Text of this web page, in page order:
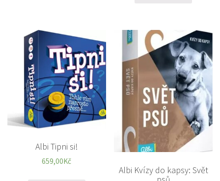
Albi Tipni si!
659,00Kč
Albi Kvízy do kapsy: Svět